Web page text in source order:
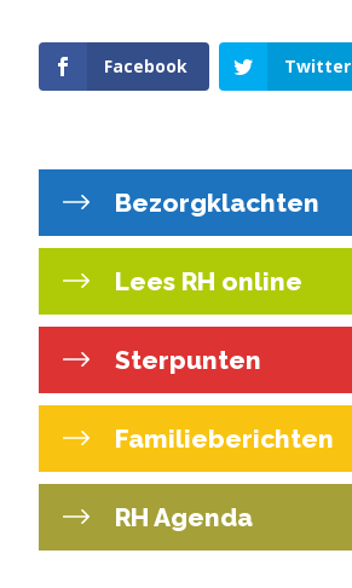
Facebook Twitter
Bezorgklachten
Lees RH online
Sterpunten
Familieberichten
RH Agenda